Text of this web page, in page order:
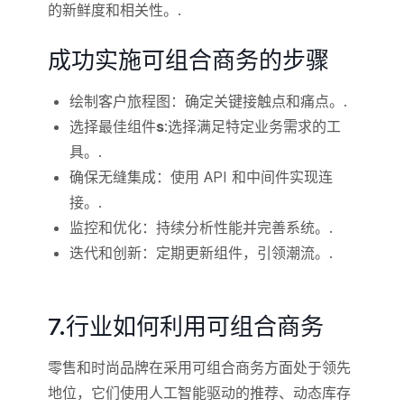
的新鲜度和相关性。.
成功实施可组合商务的步骤
绘制客户旅程图：确定关键接触点和痛点。.
选择最佳组件s:选择满足特定业务需求的工
具。.
确保无缝集成：使用 API 和中间件实现连
接。.
监控和优化：持续分析性能并完善系统。.
迭代和创新：定期更新组件，引领潮流。.
7.行业如何利用可组合商务
零售和时尚品牌在采用可组合商务方面处于领先
地位，它们使用人工智能驱动的推荐、动态库存